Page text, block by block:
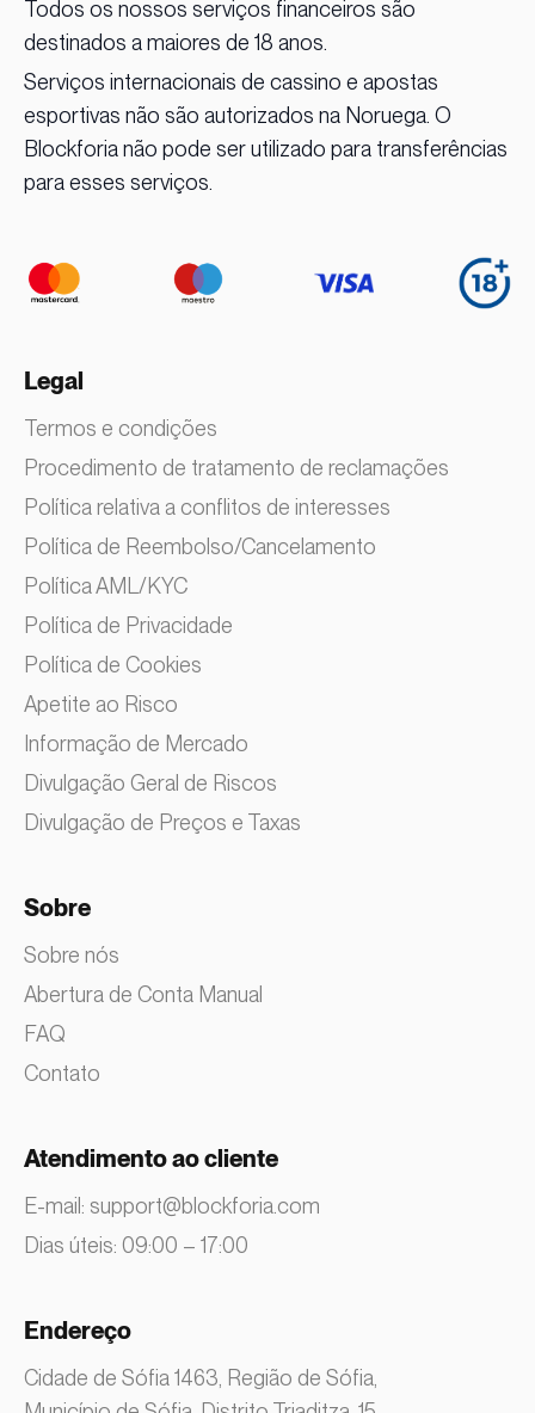
Todos os nossos serviços financeiros são
destinados a maiores de 18 anos.
Serviços internacionais de cassino e apostas
esportivas não são autorizados na Noruega. O
Blockforia não pode ser utilizado para transferências
para esses serviços.
Legal
Termos e condições
Procedimento de tratamento de reclamações
Política relativa a conflitos de interesses
Política de Reembolso/Cancelamento
Política AML/KYC
Política de Privacidade
Política de Cookies
Apetite ao Risco
Informação de Mercado
Divulgação Geral de Riscos
Divulgação de Preços e Taxas
Sobre
Sobre nós
Abertura de Conta Manual
FAQ
Contato
Atendimento ao cliente
E-mail: support@blockforia.com
Dias úteis: 09:00 – 17:00
Endereço
Cidade de Sófia 1463, Região de Sófia,